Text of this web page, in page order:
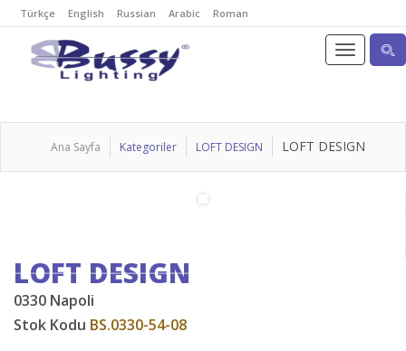
Türkçe English Russian Arabic Roman
Ana Sayfa Kategoriler LOFT DESIGN LOFT DESIGN
LOFT DESIGN
0330 Napoli
Stok Kodu BS.0330-54-08